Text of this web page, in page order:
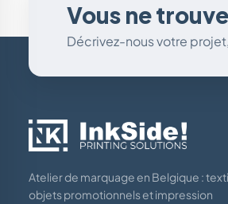
Vous ne
Décrivez-nous votre
Atelier de marquage en Belgique :
objets promotionnels et impression